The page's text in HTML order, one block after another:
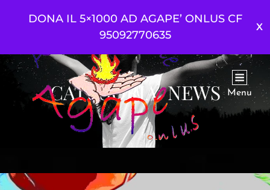
DONA IL 5×1000 AD AGAPE’ ONLUS CF
95092770635
Menu
CATEGORIA:NEWS